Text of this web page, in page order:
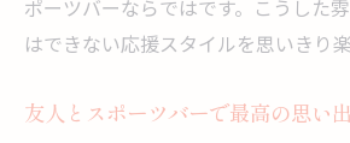
ント
スポーツバーで貸切イベ
秘訣
ポーツバーならではです。こうした
はできない応援スタイルを思いきり
友人とスポーツバーで最高の思い